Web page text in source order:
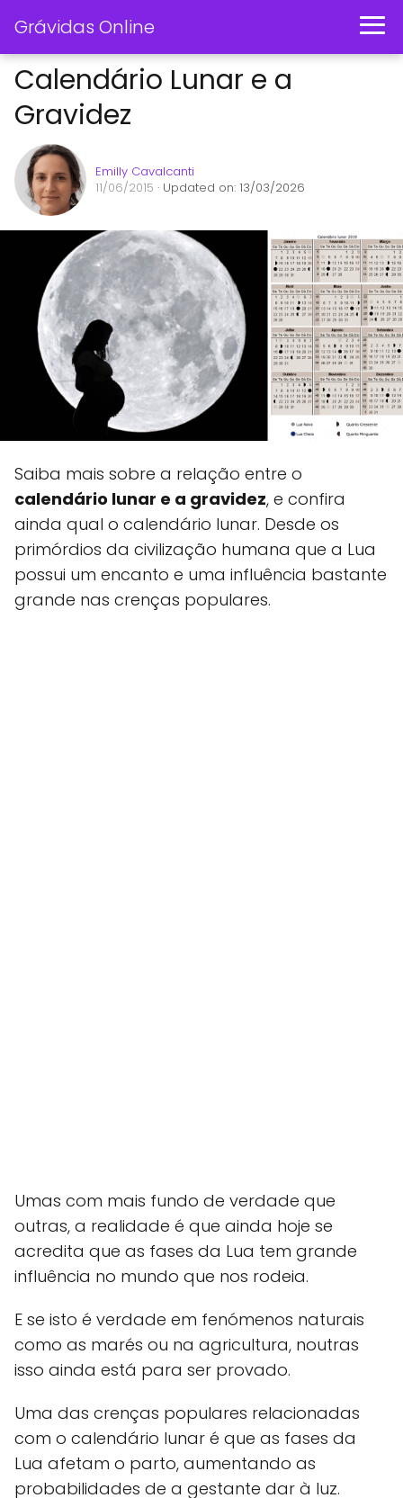
Grávidas Online
Calendário Lunar e a
Gravidez
Emilly Cavalcanti
11/06/2015 · Updated on: 13/03/2026
Saiba mais sobre a relação entre o
calendário lunar e a gravidez, e confira
ainda qual o calendário lunar. Desde os
primórdios da civilização humana que a Lua
possui um encanto e uma influência bastante
grande nas crenças populares.
Umas com mais fundo de verdade que
outras, a realidade é que ainda hoje se
acredita que as fases da Lua tem grande
influência no mundo que nos rodeia.
E se isto é verdade em fenómenos naturais
como as marés ou na agricultura, noutras
isso ainda está para ser provado.
Uma das crenças populares relacionadas
com o calendário lunar é que as fases da
Lua afetam o parto, aumentando as
probabilidades de a gestante dar à luz.